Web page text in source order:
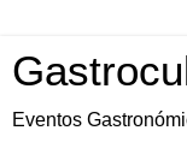
Eventos